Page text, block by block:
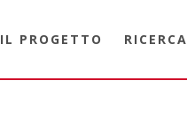
IL PROGETTO RICERCA